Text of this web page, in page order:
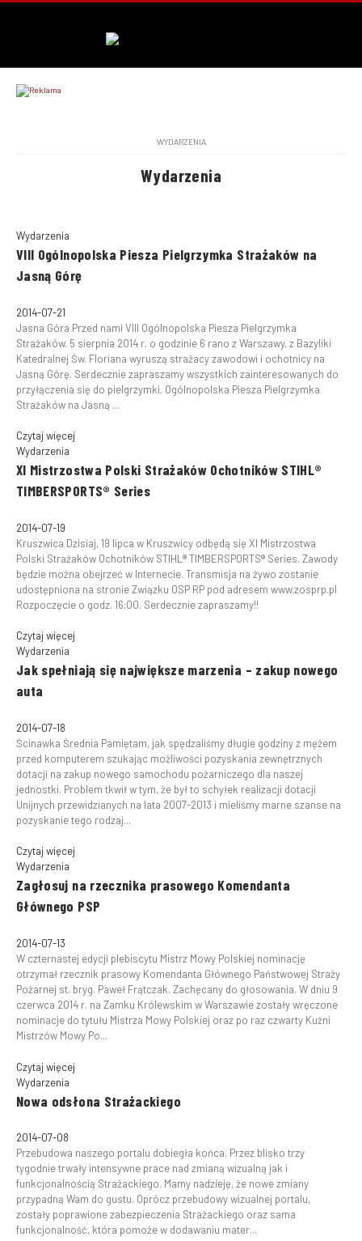
WYDARZENIA
Wydarzenia
Wydarzenia
VIII Ogólnopolska Piesza Pielgrzymka Strażaków na
Jasną Górę
2014-07-21
Jasna Góra Przed nami VIII Ogólnopolska Piesza Pielgrzymka
Strażaków. 5 sierpnia 2014 r. o godzinie 6 rano z Warszawy, z Bazyliki
Katedralnej Św. Floriana wyruszą strażacy zawodowi i ochotnicy na
Jasną Górę. Serdecznie zapraszamy wszystkich zainteresowanych do
przyłączenia się do pielgrzymki. Ogólnopolska Piesza Pielgrzymka
Strażaków na Jasną ...
Czytaj więcej
Wydarzenia
XI Mistrzostwa Polski Strażaków Ochotników STIHL®
TIMBERSPORTS® Series
2014-07-19
Kruszwica Dzisiaj, 19 lipca w Kruszwicy odbędą się XI Mistrzostwa
Polski Strażaków Ochotników STIHL® TIMBERSPORTS® Series. Zawody
będzie można obejrzeć w Internecie. Transmisja na żywo zostanie
udostępniona na stronie Związku OSP RP pod adresem www.zosprp.pl
Rozpoczęcie o godz. 16:00. Serdecznie zapraszamy!!
Czytaj więcej
Wydarzenia
Jak spełniają się największe marzenia – zakup nowego
auta
2014-07-18
Ścinawka Średnia Pamiętam, jak spędzaliśmy długie godziny z mężem
przed komputerem szukając możliwości pozyskania zewnętrznych
dotacji na zakup nowego samochodu pożarniczego dla naszej
jednostki. Problem tkwił w tym, że był to schyłek realizacji dotacji
Unijnych przewidzianych na lata 2007-2013 i mieliśmy marne szanse na
pozyskanie tego rodzaj...
Czytaj więcej
Wydarzenia
Zagłosuj na rzecznika prasowego Komendanta
Głównego PSP
2014-07-13
W czternastej edycji plebiscytu Mistrz Mowy Polskiej nominację
otrzymał rzecznik prasowy Komendanta Głównego Państwowej Straży
Pożarnej st. bryg. Paweł Frątczak. Zachęcany do głosowania. W dniu 9
czerwca 2014 r. na Zamku Królewskim w Warszawie zostały wręczone
nominacje do tytułu Mistrza Mowy Polskiej oraz po raz czwarty Kuźni
Mistrzów Mowy Po...
Czytaj więcej
Wydarzenia
Nowa odsłona Strażackiego
2014-07-08
Przebudowa naszego portalu dobiegła końca. Przez blisko trzy
tygodnie trwały intensywne prace nad zmianą wizualną jak i
funkcjonalnością Strażackiego. Mamy nadzieję, że nowe zmiany
przypadną Wam do gustu. Oprócz przebudowy wizualnej portalu,
zostały poprawione zabezpieczenia Strażackiego oraz sama
funkcjonalność, która pomoże w dodawaniu mater...